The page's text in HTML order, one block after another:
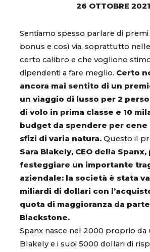
26 OTTOBRE 2021
Sentiamo spesso parlare di premi
bonus e così via, soprattutto
certo calibro e che vogliono
dipendenti a fare meglio. Certo
ancora mai sentito di un
un viaggio di lusso per 2
di volo in prima classe e 10
budget da spendere per
sfizi di varia natura. Questo il
Sara Blakely, CEO della Spanx,
festeggiare un importante
aziendale: la società è stata
miliardi di dollari con
quota di maggioranza da
Blackstone.
Spanx nasce nel 2000 proprio da
Blakely e i suoi 5000 dollari di